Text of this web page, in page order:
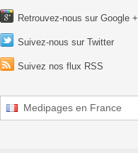
Retrouvez-nous sur Google +
Suivez-nous sur Twitter
Suivez nos flux RSS
Medipages en France